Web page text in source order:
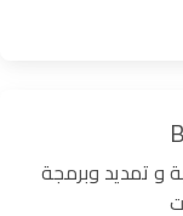
و تمديد وبرمجة